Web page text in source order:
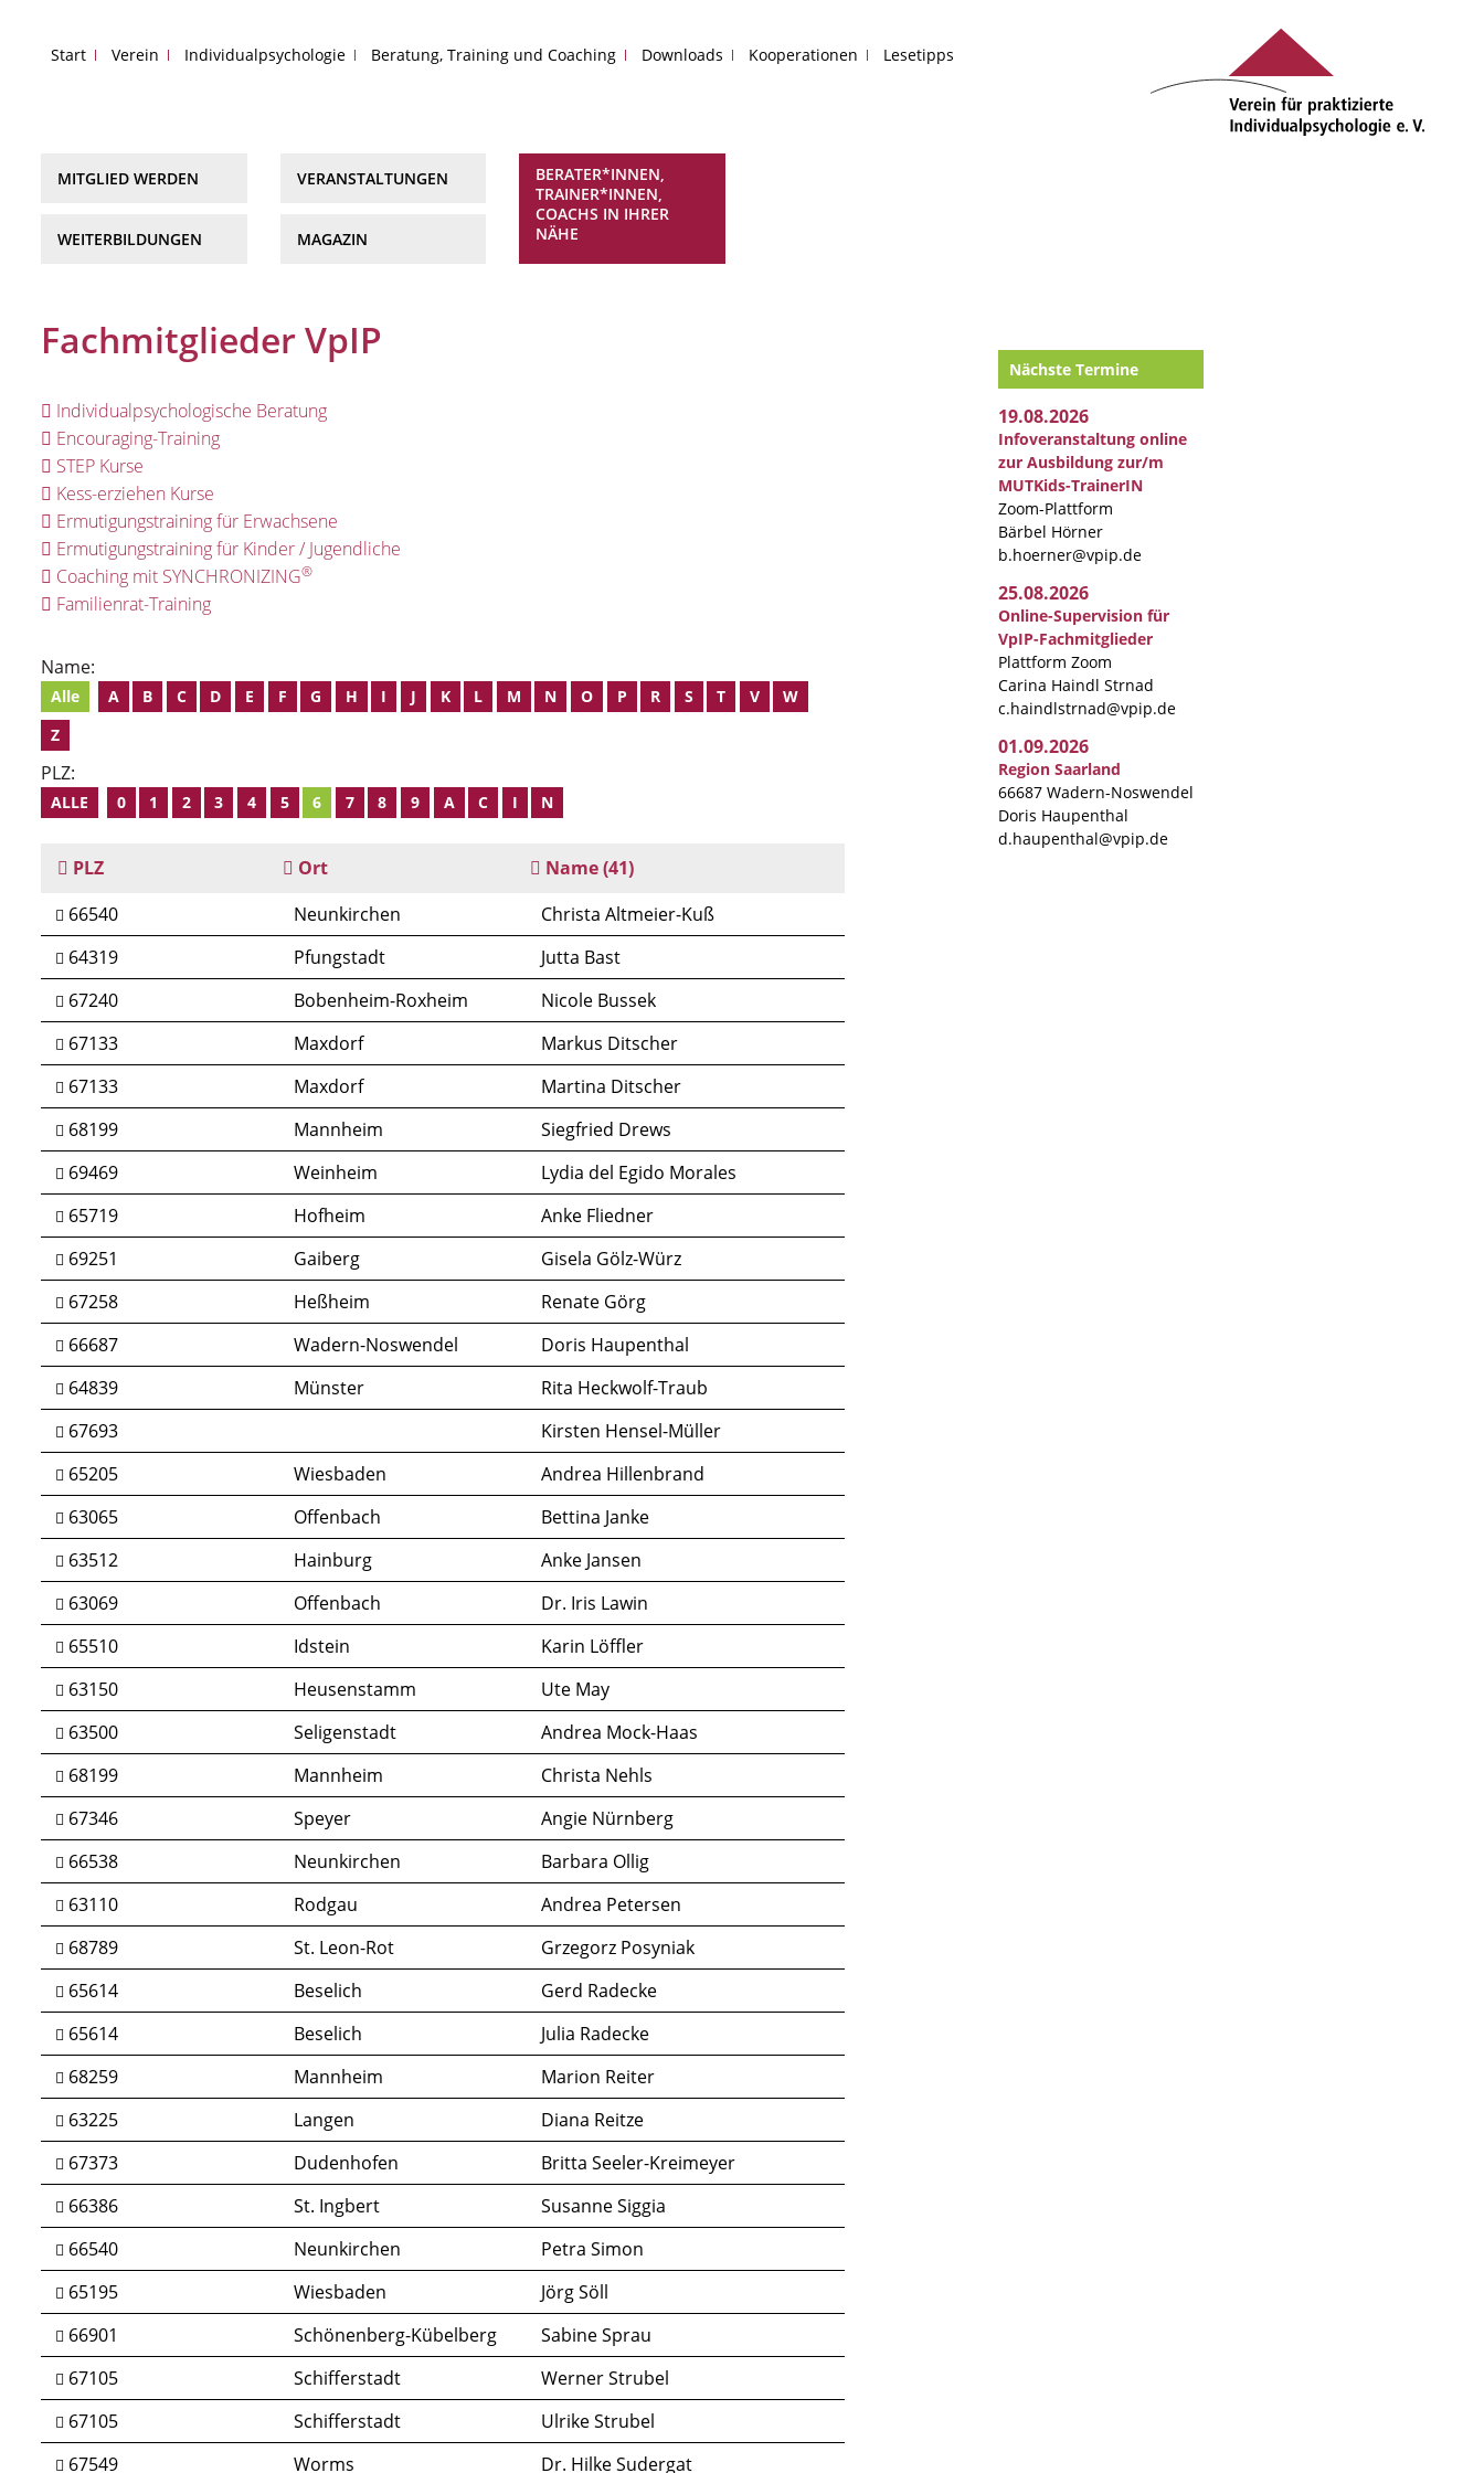
Start Verein Individualpsychologie Beratung, Training und Coaching Downloads Kooperationen Lesetipps
MITGLIED WERDEN
WEITERBILDUNGEN
VERANSTALTUNGEN
MAGAZIN
BERATER*INNEN,
TRAINER*INNEN,
COACHS IN IHRER
NÄHE
Fachmitglieder VpIP
Individualpsychologische Beratung
Encouraging-Training
STEP Kurse
Kess-erziehen Kurse
Ermutigungstraining für Erwachsene
Ermutigungstraining für Kinder / Jugendliche
Coaching mit SYNCHRONIZING®
Familienrat-Training
Name:
Alle A B C D E F G H I J K L M N O P R S T V
W
Z
PLZ:
ALLE 0 1 2 3 4 5 6 7 8 9 A C I N
PLZ Ort Name(41)
66540
Neunkirchen
Christa Altmeier-Kuß
64319
Pfungstadt
Jutta Bast
67240
Bobenheim-Roxheim
Nicole Bussek
67133
Maxdorf
Markus Ditscher
67133
Maxdorf
Martina Ditscher
68199
Mannheim
Siegfried Drews
69469
Weinheim
Lydia del Egido Morales
65719
Hofheim
Anke Fliedner
69251
Gaiberg
Gisela Gölz-Würz
67258
Heßheim
Renate Görg
66687
Wadern-Noswendel
Doris Haupenthal
64839
Münster
Rita Heckwolf-Traub
67693
Kirsten Hensel-Müller
65205
Wiesbaden
Andrea Hillenbrand
63065
Offenbach
Bettina Janke
63512
Hainburg
Anke Jansen
63069
Offenbach
Dr. Iris Lawin
65510
Idstein
Karin Löffler
63150
Heusenstamm
Ute May
63500
Seligenstadt
Andrea Mock-Haas
68199
Mannheim
Christa Nehls
67346
Speyer
Angie Nürnberg
66538
Neunkirchen
Barbara Ollig
63110
Rodgau
Andrea Petersen
68789
St. Leon-Rot
Grzegorz Posyniak
65614
Beselich
Gerd Radecke
65614
Beselich
Julia Radecke
68259
Mannheim
Marion Reiter
63225
Langen
Diana Reitze
67373
Dudenhofen
Britta Seeler-Kreimeyer
66386
St. Ingbert
Susanne Siggia
66540
Neunkirchen
Petra Simon
65195
Wiesbaden
Jörg Söll
66901
Schönenberg-Kübelberg
Sabine Sprau
67105
Schifferstadt
Werner Strubel
67105
Schifferstadt
Ulrike Strubel
67549
Worms Dr. Hilke Sudergat
Nächste Termine
19.08.2026
Infoveranstaltung online
zur Ausbildung zur/m
MUTKids-TrainerIN
Zoom-Plattform
Bärbel Hörner
b.hoerner@vpip.de
25.08.2026
Online-Supervision für
VpIP-Fachmitglieder
Plattform Zoom
Carina Haindl Strnad
c.haindlstrnad@vpip.de
01.09.2026
Region Saarland
66687 Wadern-Noswendel
Doris Haupenthal
d.haupenthal@vpip.de